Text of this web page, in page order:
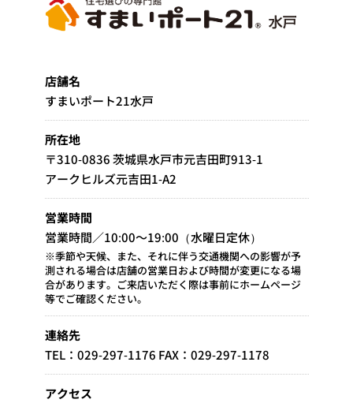
店舗名
すまいポート21水戸
所在地
〒310-0836 茨城県水戸市元吉田町913-1
アークヒルズ元吉田1-A2
営業時間
営業時間／10:00～19:00（水曜日定休）
※季節や天候、また、それに伴う交通機関への影響が予
測される場合は店舗の営業日および時間が変更になる場
合があります。ご来店いただく際は事前にホームページ
等でご確認ください。
連絡先
TEL：029-297-1176 FAX：029-297-1178
アクセス